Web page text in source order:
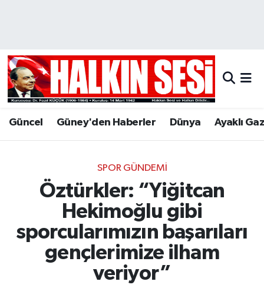
Güncel Güney'den Haberler Dünya Ayaklı
SPOR GÜNDEMI
Öztürkler: “Yiğitcan
Hekimoğlu gibi
sporcularımızın başarıları
gençlerimize ilham
veriyor”
Hava Durumu
Trafik Durumu
Tüm Manşetler
Son Dakika Haberleri
Haber Arşivi